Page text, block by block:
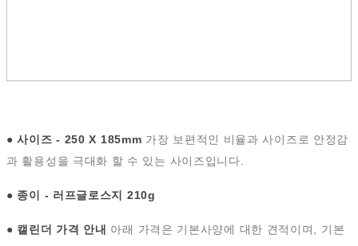
●사이즈 - 250 X 185mm 가장 보편적인 비율과 사이즈로 안정감
과 활용성을 극대화 할 수 있는 사이즈입니다.
● 종이 - 러프글로스지 210g
● 캘린더 가격 안내 아래 가격은 기본사양에 대한 견적이며, 기본